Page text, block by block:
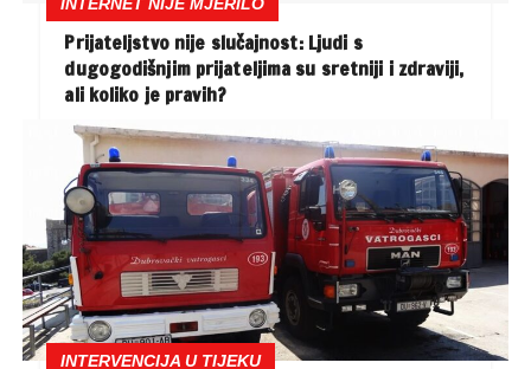
Prijateljstvo nije slučajnost: Ljudi s
dugogodišnjim prijateljima su sretniji i zdraviji,
ali koliko je pravih?
INTERVENCIJA U TIJEKU